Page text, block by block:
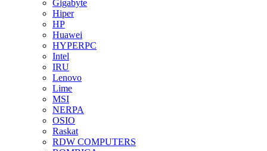
Gigabyte
Hiper
HP
Huawei
HYPERPC
Intel
IRU
Lenovo
Lime
MSI
NERPA
OSIO
Raskat
RDW COMPUTERS